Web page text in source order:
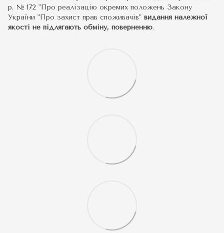
р. № 172 "Про реалізацію окремих положень Закону
України "Про захист прав споживачів" видання належної
якості не підлягають обміну, поверненню.